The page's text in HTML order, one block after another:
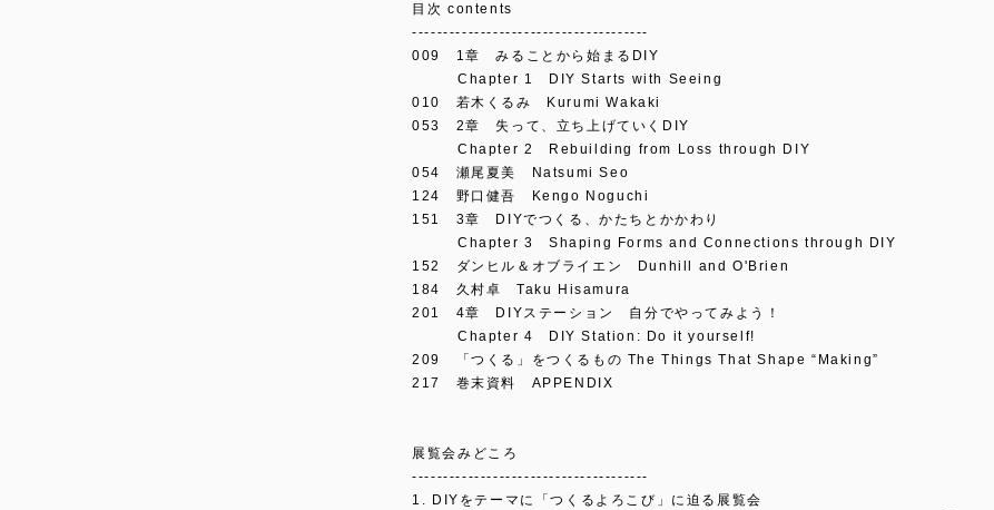
目次 contents
--------------------------------------
009 1章 みることから始まるDIY
Chapter 1 DIY Starts with Seeing
010 若木くるみ Kurumi Wakaki
053 2章 失って、立ち上げていくDIY
Chapter 2 Rebuilding from Loss through DIY
054 瀬尾夏美 Natsumi Seo
124 野口健吾 Kengo Noguchi
151 3章 DIYでつくる、かたちとかかわり
Chapter 3 Shaping Forms and Connections through DIY
152 ダンヒル＆オブライエン Dunhill and O'Brien
184 久村卓 Taku Hisamura
201 4章 DIYステーション 自分でやってみよう！
Chapter 4 DIY Station: Do it yourself!
209 「つくる」をつくるもの The Things That Shape “Making”
217 巻末資料 APPENDIX
展覧会みどころ
--------------------------------------
1. DIYをテーマに「つくるよろこび」に迫る展覧会